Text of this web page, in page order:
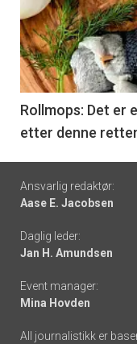
akkurat
nå
-
6
Rollmops: Det er
etter denne
Footer
-
links
Ansvarlig redaktør:
Aase E. Jacobsen
Daglig leder:
Jan H. Amundsen
Event manager:
Mina Hovden
All journalistikk er